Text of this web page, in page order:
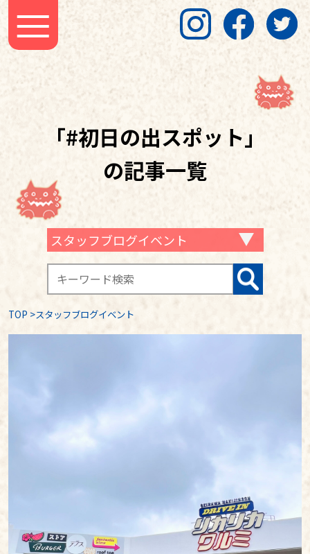
「#初日の出スポット」
の記事一覧
スタッフブログイベント
TOP >スタッフブログイベント